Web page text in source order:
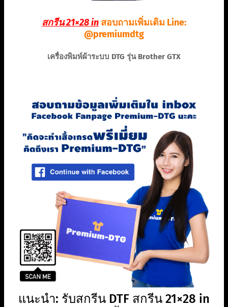
สกรีน 21×28 in สอบถามเพิ่มเติม Line:
@premiumdtg
เครื่องพิมพ์ผ้าระบบ DTG รุ่น Brother GTX
แนะนำ: รับสกรีน DTF สกรีน 21×28 in